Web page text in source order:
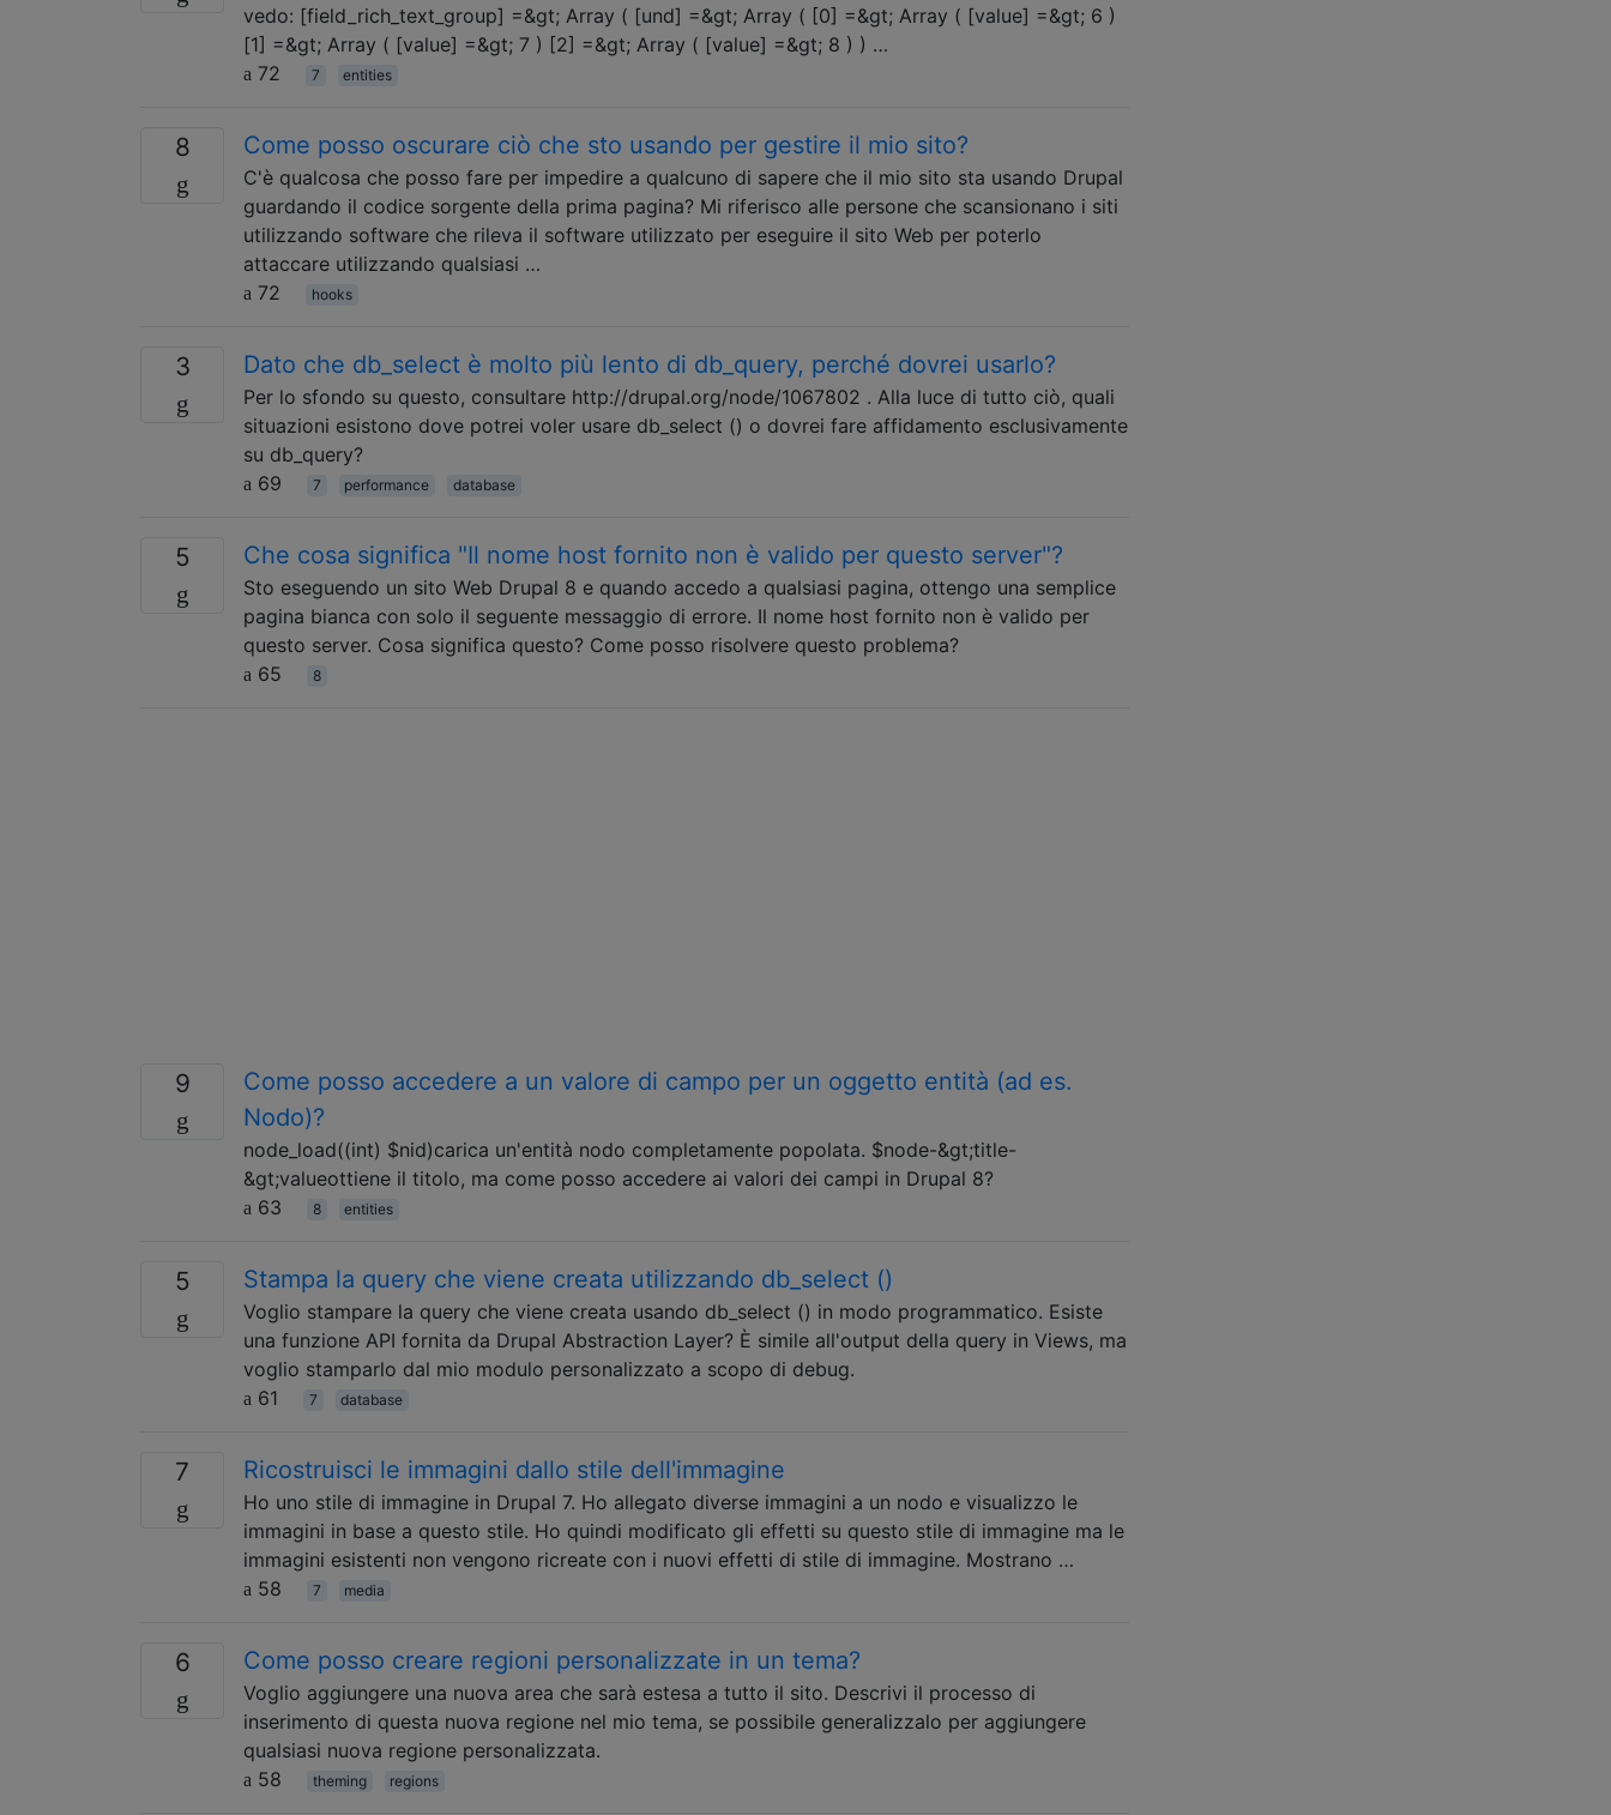
vedo: [field_rich_text_group] =&gt; Array ( [und] =&gt; Array ( [0] =&gt; Array ( [value] =&gt; 6 )
[1] =&gt; Array ( [value] =&gt; 7 ) [2] =&gt; Array ( [value] =&gt; 8 ) ) …
72
7 entities
8 Come posso oscurare ciò che sto usando per gestire il mio sito?
C'è qualcosa che posso fare per impedire a qualcuno di sapere che il mio sito sta usando Drupal
guardando il codice sorgente della prima pagina? Mi riferisco alle persone che scansionano i siti
utilizzando software che rileva il software utilizzato per eseguire il sito Web per poterlo
attaccare utilizzando qualsiasi …
72
hooks
3 Dato che db_select è molto più lento di db_query, perché dovrei usarlo?
Per lo sfondo su questo, consultare http://drupal.org/node/1067802 . Alla luce di tutto ciò, quali
situazioni esistono dove potrei voler usare db_select () o dovrei fare affidamento esclusivamente
su db_query?
69
7 performance database
5 Che cosa significa "Il nome host fornito non è valido per questo server"?
Sto eseguendo un sito Web Drupal 8 e quando accedo a qualsiasi pagina, ottengo una semplice
pagina bianca con solo il seguente messaggio di errore. Il nome host fornito non è valido per
questo server. Cosa significa questo? Come posso risolvere questo problema?
65
8
9
Come posso accedere a un valore di campo per un oggetto entità (ad es.
Nodo)?
node_load((int) $nid)carica un'entità nodo completamente popolata. $node-&gt;title-
&gt;valueottiene il titolo, ma come posso accedere ai valori dei campi in Drupal 8?
63
8 entities
5 Stampa la query che viene creata utilizzando db_select ()
Voglio stampare la query che viene creata usando db_select () in modo programmatico. Esiste
una funzione API fornita da Drupal Abstraction Layer? È simile all'output della query in Views, ma
voglio stamparlo dal mio modulo personalizzato a scopo di debug.
61
7 database
7 Ricostruisci le immagini dallo stile dell'immagine
Ho uno stile di immagine in Drupal 7. Ho allegato diverse immagini a un nodo e visualizzo le
immagini in base a questo stile. Ho quindi modificato gli effetti su questo stile di immagine ma le
immagini esistenti non vengono ricreate con i nuovi effetti di stile di immagine. Mostrano …
58
7 media
6 Come posso creare regioni personalizzate in un tema?
Voglio aggiungere una nuova area che sarà estesa a tutto il sito. Descrivi il processo di
inserimento di questa nuova regione nel mio tema, se possibile generalizzalo per aggiungere
qualsiasi nuova regione personalizzata.
58
theming regions